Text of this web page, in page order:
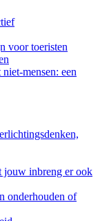
voor toeristen
mensen: een
jouw inbreng er ook
onderhouden of